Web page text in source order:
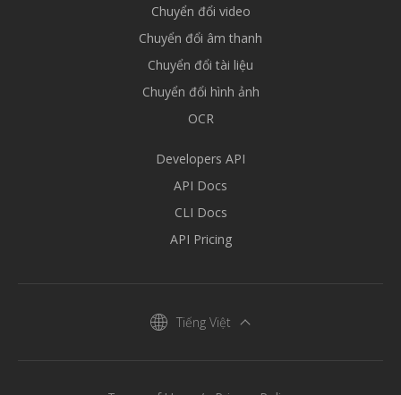
Chuyển đổi video
Chuyển đổi âm thanh
Chuyển đổi tài liệu
Chuyển đổi hình ảnh
OCR
Developers API
API Docs
CLI Docs
API Pricing
Tiếng Việt